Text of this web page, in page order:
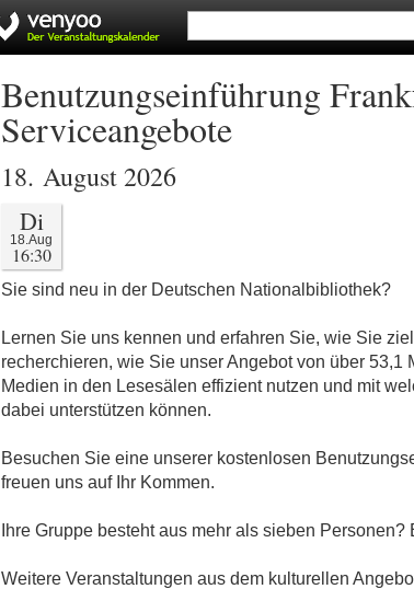
Benutzungseinführung
Serviceangebote
18. August 2026
Di
18.Aug
16:30
Sie sind neu in der Deutschen Nationalbibliothek?
Lernen Sie uns kennen und erfahren Sie, wie Sie
recherchieren, wie Sie unser Angebot von über
Medien in den Lesesälen effizient nutzen und mit
dabei unterstützen können.
Besuchen Sie eine unserer kostenlosen
freuen uns auf Ihr Kommen.
Ihre Gruppe besteht aus mehr als sieben
Weitere Veranstaltungen aus dem kulturellen